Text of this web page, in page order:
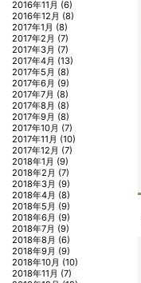
2016年11月 (6)
2016年12月 (8)
2017年1月 (8)
2017年2月 (7)
2017年3月 (7)
2017年4月 (13)
2017年5月 (8)
2017年6月 (9)
2017年7月 (8)
2017年8月 (8)
2017年9月 (8)
2017年10月 (7)
2017年11月 (10)
2017年12月 (7)
2018年1月 (9)
2018年2月 (7)
2018年3月 (9)
2018年4月 (8)
2018年5月 (9)
2018年6月 (9)
2018年7月 (9)
2018年8月 (6)
2018年9月 (9)
2018年10月 (10)
2018年11月 (7)